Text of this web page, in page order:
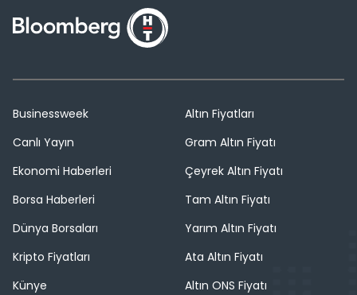
Businessweek
Canlı Yayın
Ekonomi Haberleri
Borsa Haberleri
Dünya Borsaları
Kripto Fiyatları
Künye
Altın Fiyatları
Gram Altın Fiyatı
Çeyrek Altın Fiyatı
Tam Altın Fiyatı
Yarım Altın Fiyatı
Ata Altın Fiyatı
Altın ONS Fiyatı